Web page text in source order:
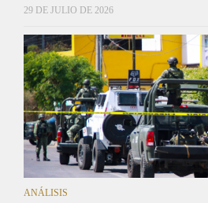
29 DE JULIO DE 2026
ANÁLISIS